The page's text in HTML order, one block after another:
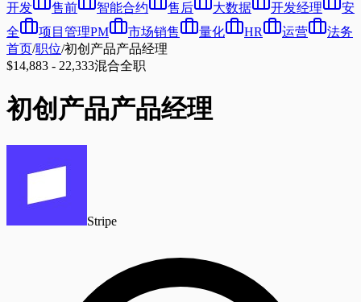
开发
售前 智能合约 售后 大数据 开发经理
安
全
项目管理PM 市场销售 量化 HR 运营
法务
首页/职位/初创产品产品经理
$14,883 - 22,333混合全职
初创产品产品经理
Stripe